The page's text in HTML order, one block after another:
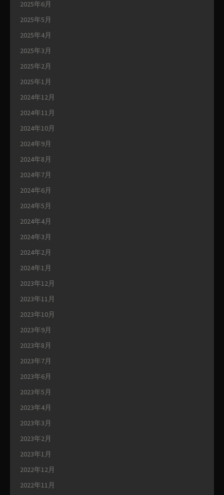
2025年6月
2025年5月
2025年4月
2025年3月
2025年2月
2025年1月
2024年12月
2024年11月
2024年10月
2024年9月
2024年8月
2024年7月
2024年6月
2024年5月
2024年4月
2024年3月
2024年2月
2024年1月
2023年12月
2023年11月
2023年10月
2023年9月
2023年8月
2023年7月
2023年6月
2023年5月
2023年4月
2023年3月
2023年2月
2023年1月
2022年12月
2022年11月